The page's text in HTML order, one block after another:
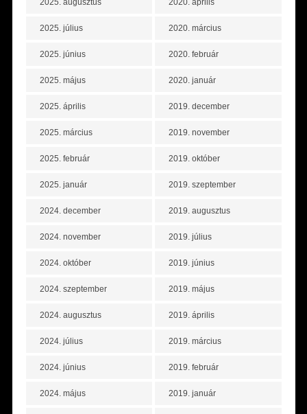
2025. augusztus
2025. július
2025. június
2025. május
2025. április
2025. március
2025. február
2025. január
2024. december
2024. november
2024. október
2024. szeptember
2024. augusztus
2024. július
2024. június
2024. május
2020. április
2020. március
2020. február
2020. január
2019. december
2019. november
2019. október
2019. szeptember
2019. augusztus
2019. július
2019. június
2019. május
2019. április
2019. március
2019. február
2019. január